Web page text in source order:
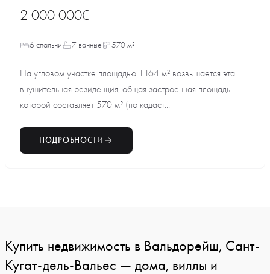
2 000 000€
6 спальни 7 ванные 570 м²
На угловом участке площадью 1.164 м² возвышается эта
внушительная резиденция, общая застроенная площадь
которой составляет 570 м² (по кадаст...
ПОДРОБНОСТИ
Купить недвижимость в Вальдорейш, Сант-
Кугат-дель-Вальес — дома, виллы и